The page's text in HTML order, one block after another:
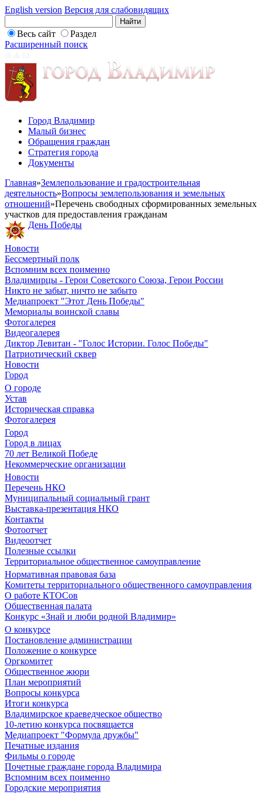
English version Версия для слабовидящих
Весь сайт
Раздел
Расширенный поиск
Город Владимир
Малый бизнес
Обращения граждан
Стратегия города
Документы
Главная»Землепользование и градостроительная
деятельность»Вопросы землепользования и земельных
отношений»Перечень свободных сформированных земельных
участков для предоставления гражданам
День Победы
Новости
Бессмертный полк
Вспомним всех поименно
Владимирцы - Герои Советского Союза, Герои России
Никто не забыт, ничто не забыто
Медиапроект "Этот День Победы"
Мемориалы воинской славы
Фотогалерея
Видеогалерея
Диктор Левитан - "Голос Истории. Голос Победы"
Патриотический сквер
Новости
Город
О городе
Устав
Историческая справка
Фотогалерея
Город
Город в лицах
70 лет Великой Победе
Некоммерческие организации
Новости
Перечень НКО
Муниципальный социальный грант
Выставка-презентация НКО
Контакты
Фотоотчет
Видеоотчет
Полезные ссылки
Территориальное общественное самоуправление
Нормативная правовая база
Комитеты территориального общественного самоуправления
О работе КТОСов
Общественная палата
Конкурс «Знай и люби родной Владимир»
О конкурсе
Постановление администрации
Положение о конкурсе
Оргкомитет
Общественное жюри
План мероприятий
Вопросы конкурса
Итоги конкурса
Владимирское краеведческое общество
10-летию конкурса посвящается
Медиапроект "Формула дружбы"
Печатные издания
Фильмы о городе
Почетные граждане города Владимира
Вспомним всех поименно
Городские мероприятия